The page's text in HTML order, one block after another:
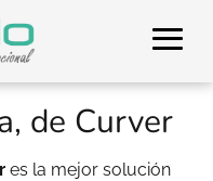
de Curver
es la mejor solución